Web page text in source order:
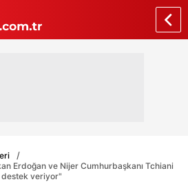
Erdoğan ve Nijer Cumhurbaşkanı Tchiani
destek veriyor"